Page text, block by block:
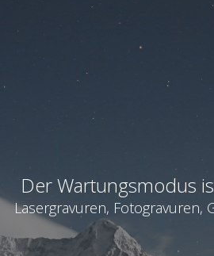
Der Wartungsmodus
Lasergravuren, Fotogravuren,